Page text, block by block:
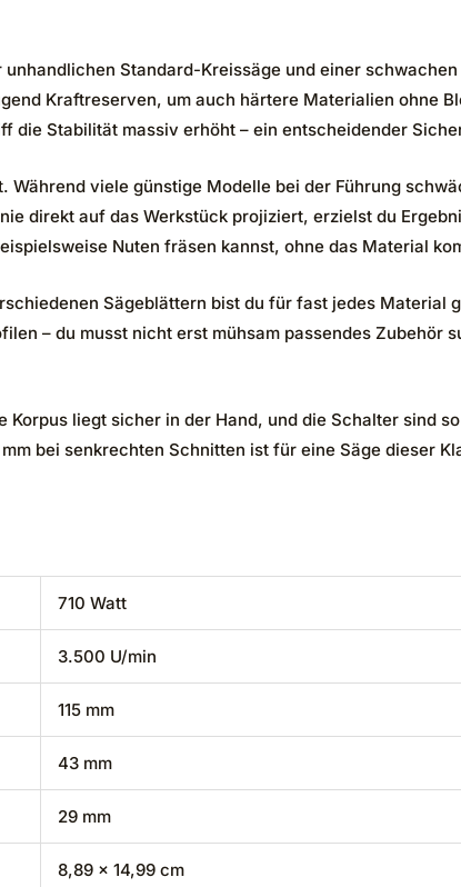
Standard-Kreissäge und einer
Kraftreserven, um auch härtere Materialien ohne
die Stabilität massiv erhöht – ein entscheidender
viele günstige Modelle bei der Führung
direkt auf das Werkstück projiziert, erzielst du
Nuten fräsen kannst, ohne das Material
Sägeblättern bist du für fast jedes Material
– du musst nicht erst mühsam passendes
liegt sicher in der Hand, und die Schalter sind
bei senkrechten Schnitten ist für eine Säge dieser
710 Watt
3.500 U/min
115 mm
43 mm
29 mm
8,89 x 14,99 cm